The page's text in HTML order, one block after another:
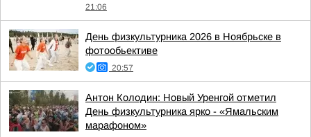
21:06
День физкультурника 2026 в Ноябрьске в
фотообьективе
20:57
Антон Колодин: Новый Уренгой отметил
День физкультурника ярко - «Ямальским
марафоном»